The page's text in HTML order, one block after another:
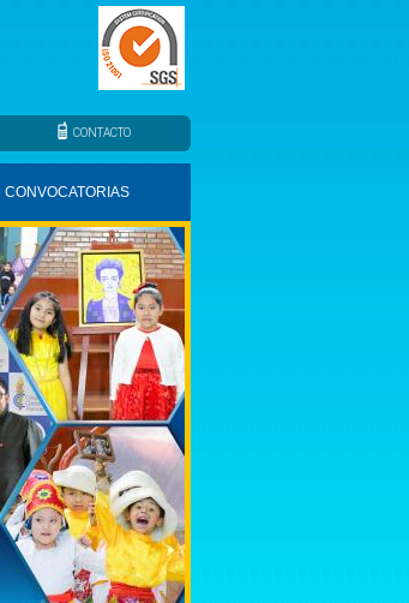
CONTACTO
CONVOCATORIAS